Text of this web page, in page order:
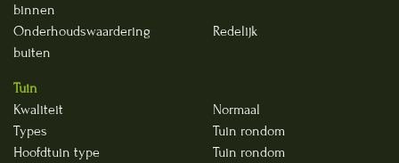
binnen
Onderhoudswaardering
buiten
Redelijk
Tuin
Kwaliteit
Normaal
Types
Tuin rondom
Hoofdtuin type
Tuin rondom